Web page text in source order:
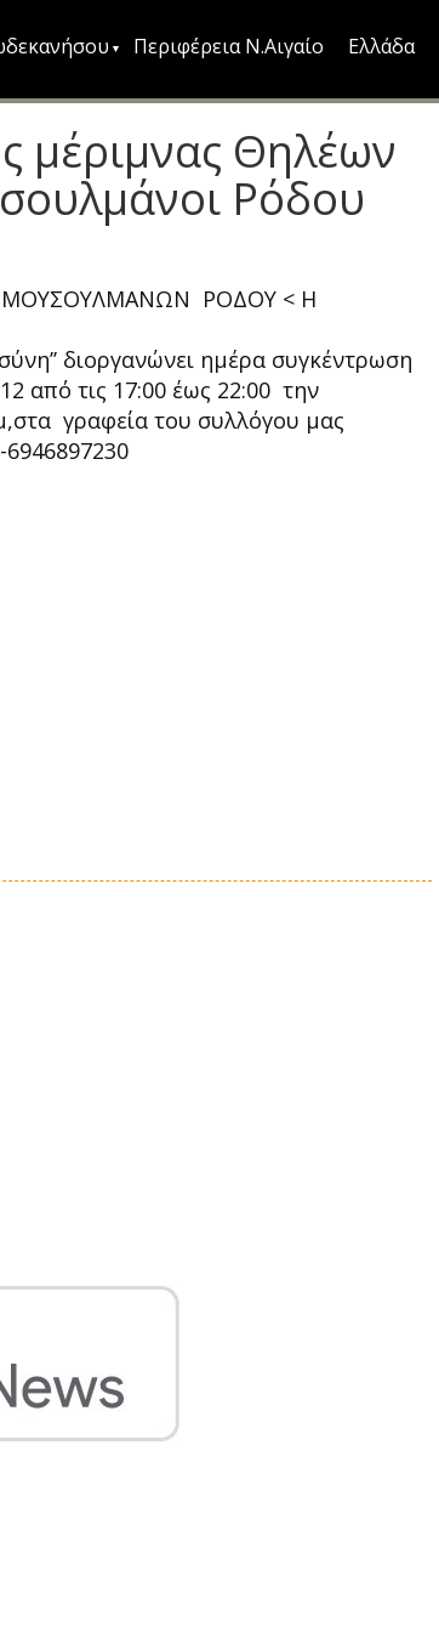
Περιφέρεια Ν.Αιγαίο Ελλάδα
μέριμνας Θηλέων
Ρόδου
ΜΟΥΣΟΥΛΜΑΝΩΝ ΡΟΔΟΥ < Η
διοργανώνει ημέρα συγκέντρωση
από τις 17:00 έως 22:00 την
γραφεία του συλλόγου μας